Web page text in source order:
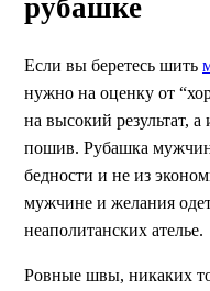
рубашке
Если вы беретесь шить
нужно на оценку от
на высокий результат, а
пошив. Рубашка
бедности и не из
мужчине и желания
неаполитанских ателье.
Ровные швы, никаких